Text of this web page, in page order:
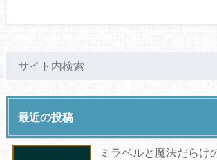
最近の投稿
ミラベルと魔法だらけ